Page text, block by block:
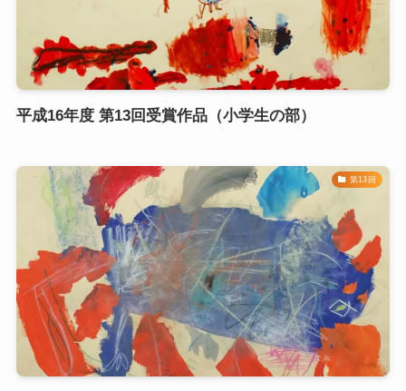
平成16年度 第13回受賞作品（小学生の部）
第13回